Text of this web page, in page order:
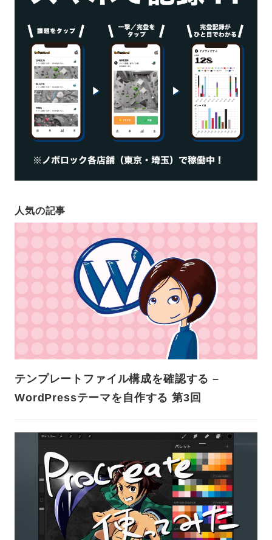
人気の記事
テンプレートファイル構成を確認する –
WordPressテーマを自作する 第3回